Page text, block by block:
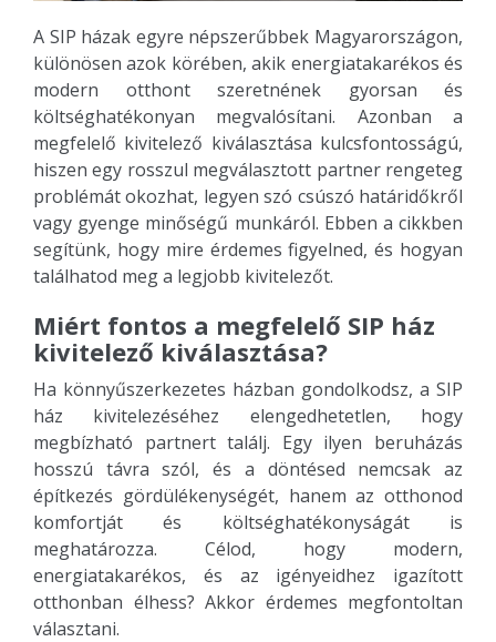
A SIP házak egyre népszerűbbek Magyarországon,
különösen azok körében, akik energiatakarékos és
modern otthont szeretnének gyorsan és
költséghatékonyan megvalósítani. Azonban a
megfelelő kivitelező kiválasztása kulcsfontosságú,
hiszen egy rosszul megválasztott partner rengeteg
problémát okozhat, legyen szó csúszó határidőkről
vagy gyenge minőségű munkáról. Ebben a cikkben
segítünk, hogy mire érdemes figyelned, és hogyan
találhatod meg a legjobb kivitelezőt.
Miért fontos a megfelelő SIP ház
kivitelező kiválasztása?
Ha könnyűszerkezetes házban gondolkodsz, a SIP
ház kivitelezéséhez elengedhetetlen, hogy
megbízható partnert találj. Egy ilyen beruházás
hosszú távra szól, és a döntésed nemcsak az
építkezés gördülékenységét, hanem az otthonod
komfortját és költséghatékonyságát is
meghatározza. Célod, hogy modern,
energiatakarékos, és az igényeidhez igazított
otthonban élhess? Akkor érdemes megfontoltan
választani.